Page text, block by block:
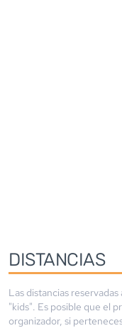
DISTANCIAS
Las distancias
"kids". Es posible que el
organizador, si